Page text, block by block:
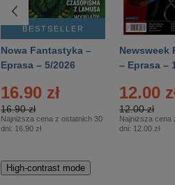
BESTSELLER
Nowa Fantastyka –
Eprasa – 5/2026
16.90 zł
16.90 zł
Najniższa cena z ostatnich 30
dni: 16.90 zł
Newsweek
– Eprasa –
12.00
12.00 zł
Najniższa cena
dni: 12.00 zł
High-contrast mode